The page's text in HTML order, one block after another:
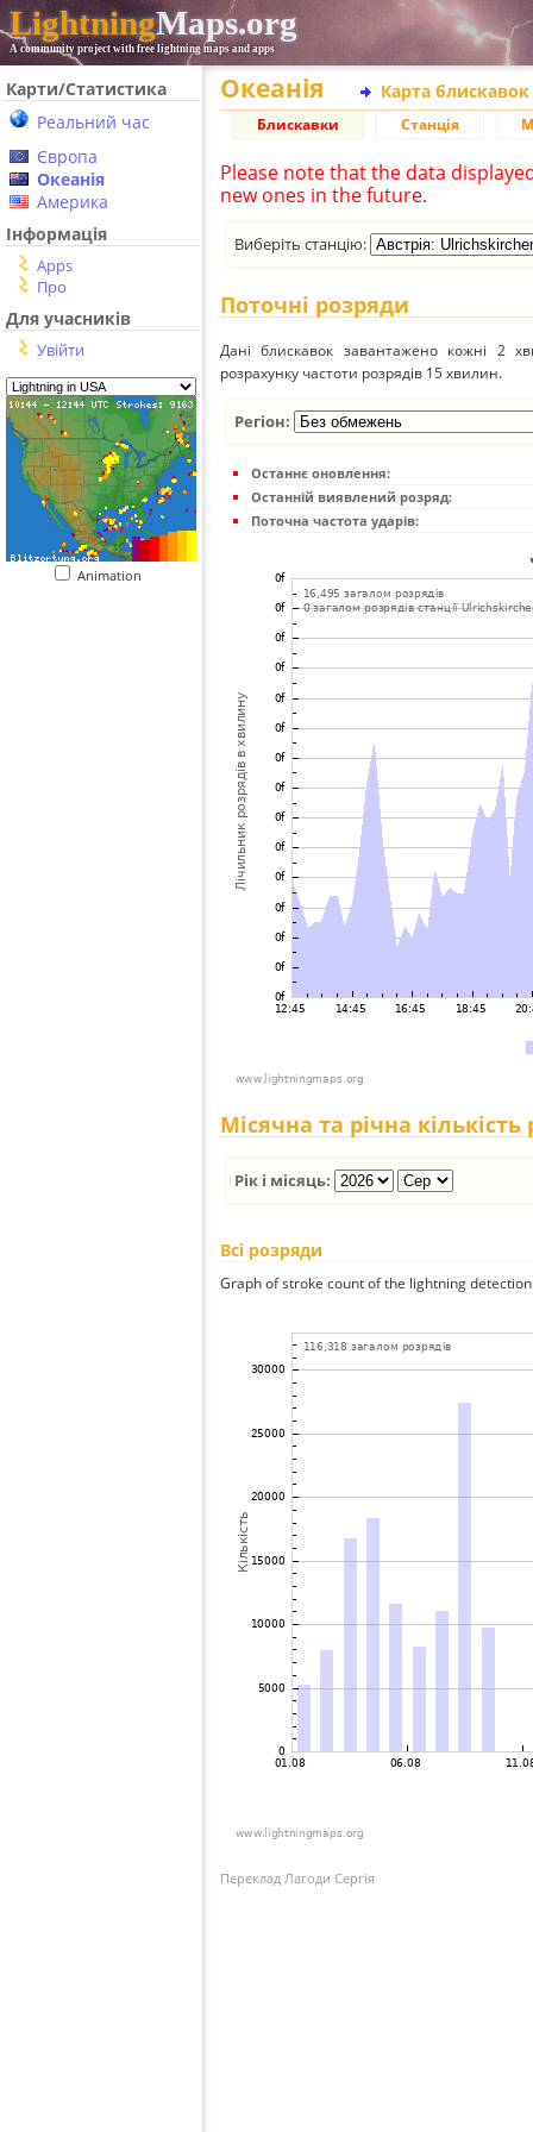
LightningMaps.org
A community project with free lightning maps and apps
Карти/Статистика
Реальний час
Європа
Океанія
Америка
Інформація
Apps
Про
Для учасників
Увійти
Animation
Океанія Карта
Блискавки Станція
Please note that the data
new ones in the future.
Виберіть станцію:
Поточні розряди
Дані блискавок завантажено кожні 2
розрахунку частоти розрядів 15 хвилин.
Регіон:
Останнє оновлення:
Останній виявлений розряд:
Поточна частота ударів:
Місячна та річна кількість
Рік і місяць:
Всі розряди
Graph of stroke count of the lightning
Переклад Лагоди Сергія